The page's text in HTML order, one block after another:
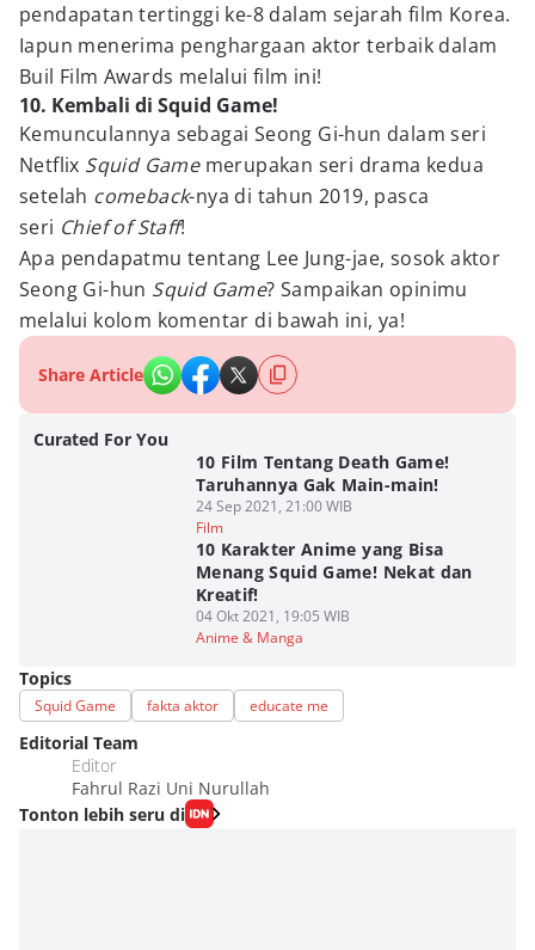
pendapatan tertinggi ke-8 dalam sejarah film Korea.
Iapun menerima penghargaan aktor terbaik dalam
Buil Film Awards melalui film ini!
10. Kembali di Squid Game!
Kemunculannya sebagai Seong Gi-hun dalam seri
Netflix Squid Game merupakan seri drama kedua
setelah comeback-nya di tahun 2019, pasca
seri Chief of Staff!
Apa pendapatmu tentang Lee Jung-jae, sosok aktor
Seong Gi-hun Squid Game? Sampaikan opinimu
melalui kolom komentar di bawah ini, ya!
Share Article
Curated For You
10 Film Tentang Death Game!
Taruhannya Gak Main-main!
24 Sep 2021, 21:00 WIB
Film
10 Karakter Anime yang Bisa
Menang Squid Game! Nekat dan
Kreatif!
04 Okt 2021, 19:05 WIB
Anime & Manga
Topics
Squid Game fakta aktor educate me
Editorial Team
Editor
Fahrul Razi Uni Nurullah
Tonton lebih seru di